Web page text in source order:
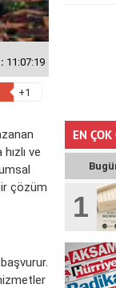
11:07:19
+1
ve
çözüm
EN
1